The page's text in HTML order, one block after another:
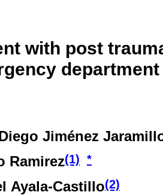
with post
department
Jiménez
Ramirez(1) *
Ayala-Castillo(2)